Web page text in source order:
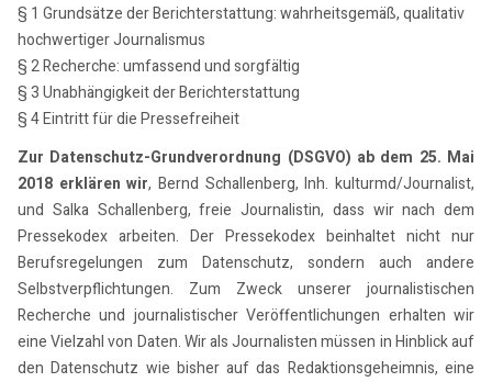
§ 1 Grundsätze der Berichterstattung: wahrheitsgemäß, qualitativ
hochwertiger Journalismus
§ 2 Recherche: umfassend und sorgfältig
§ 3 Unabhängigkeit der Berichterstattung
§ 4 Eintritt für die Pressefreiheit
Zur Datenschutz-Grundverordnung (DSGVO) ab dem 25. Mai
2018 erklären wir, Bernd Schallenberg, Inh. kulturmd/Journalist,
und Salka Schallenberg, freie Journalistin, dass wir nach dem
Pressekodex arbeiten. Der Pressekodex beinhaltet nicht nur
Berufsregelungen zum Datenschutz, sondern auch andere
Selbstverpflichtungen. Zum Zweck unserer journalistischen
Recherche und journalistischer Veröffentlichungen erhalten wir
eine Vielzahl von Daten. Wir als Journalisten müssen in Hinblick auf
den Datenschutz wie bisher auf das Redaktionsgeheimnis, eine